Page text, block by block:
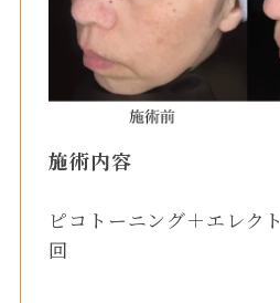
施術内容
ピコトーニング＋エレク
回